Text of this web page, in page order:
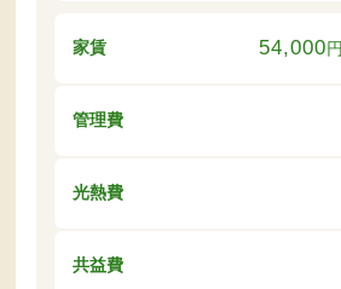
家賃 54,000円
管理費
光熱費
共益費